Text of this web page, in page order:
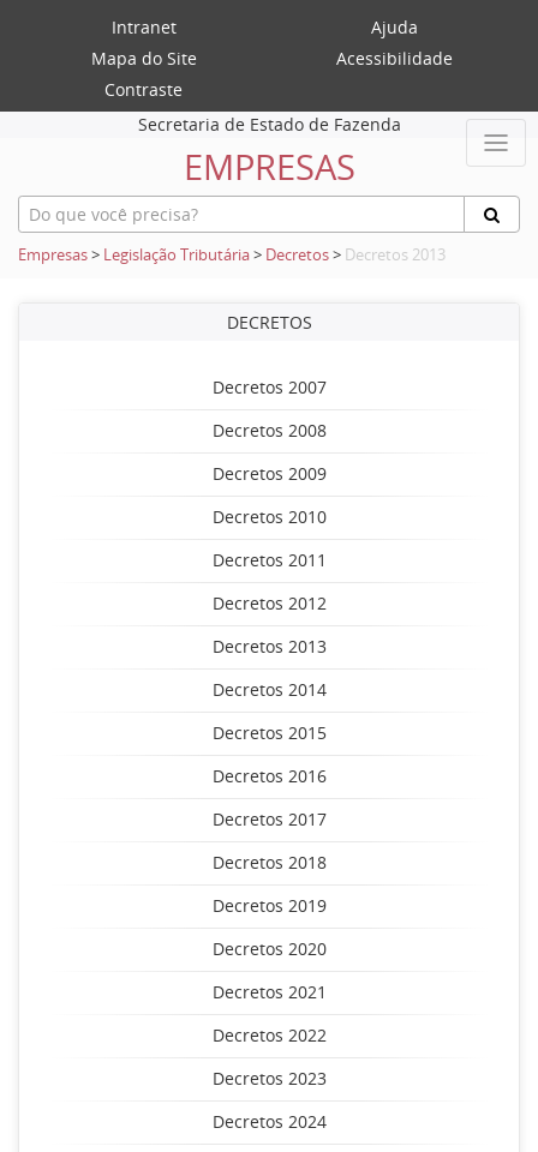
Intranet
Ajuda
Mapa do Site
Acessibilidade
Contraste
Secretaria de Estado de Fazenda
EMPRESAS
Empresas> Legislação Tributária> Decretos> Decretos 2013
DECRETOS
Decretos 2007
Decretos 2008
Decretos 2009
Decretos 2010
Decretos 2011
Decretos 2012
Decretos 2013
Decretos 2014
Decretos 2015
Decretos 2016
Decretos 2017
Decretos 2018
Decretos 2019
Decretos 2020
Decretos 2021
Decretos 2022
Decretos 2023
Decretos 2024